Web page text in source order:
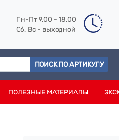
Пн-Пт 9.00 - 18.00
Сб, Вс - выходной
ПОИСК ПО АРТИКУЛУ
ПОЛЕЗНЫЕ МАТЕРИАЛЫ